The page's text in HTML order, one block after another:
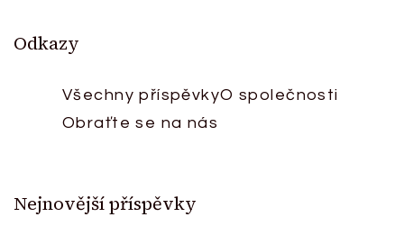
Odkazy
Všechny příspěvkyO společnosti
Obraťte se na nás
Nejnovější příspěvky